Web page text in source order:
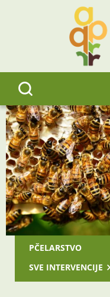
PČELARSTVO
SVE INTERVENCIJE